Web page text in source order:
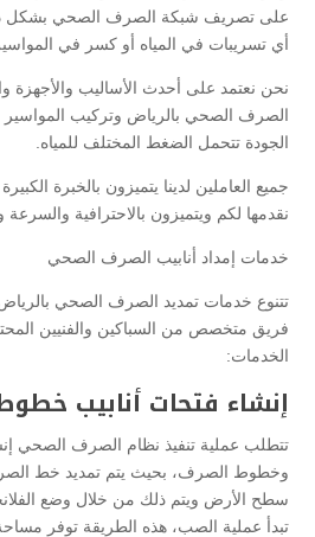
على تصريف شبكة الصرف الصحي بشكل
أي تسريبات في المياه أو كسر في
نحن نعتمد على أحدث الأساليب والأجهزة
الصرف الصحي بالرياض وتركيب المواسير
الجودة تتحمل الضغط المختلف للمياه.
جميع العاملين لدينا يتميزون بالخبرة
نقدمها لكم ويتميزون بالاحترافية والسرعة
خدمات إمداد أنابيب الصرف الصحي
تتنوع خدمات تمديد الصرف الصحي
فريق متخصص من السباكين والفنيين
الخدمات:
إنشاء فتحات أنابيب
تتطلب عملية تنفيذ نظام الصرف الصحي
وخطوط الصرف، بحيث يتم تمديد خط
سطح الأرض ويتم ذلك من خلال وضع
تبدأ عملية الصب، هذه الطريقة توفر